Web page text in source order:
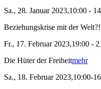
Sa., 28. Januar 2023,10:00 -
Beziehungskrise mit der
Fr., 17. Februar 2023,19:00 -
Die Hüter der Freiheitmehr
Sa., 18. Februar 2023,10:00-